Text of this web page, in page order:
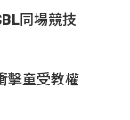
同場競技
擊童受教權